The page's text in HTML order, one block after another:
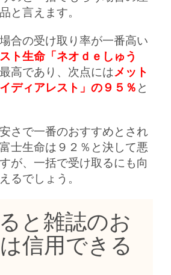
と言えます。
合の受け取り率が一番高い
ト生命「ネオｄｅしゅう
高であり、次点には メット
ディアレスト」の９５％ と
さで一番のおすすめとされ
士生命は９２％と決して悪
が、一括で受け取るにも向
るでしょう。
と雑誌のお
信用できる